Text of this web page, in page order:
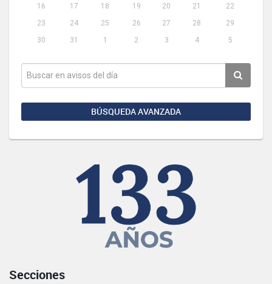
16
17 18 19 20 21
22
23
24 25 26 27 28
29
30
31 1 2 3 4 5
BÚSQUEDA AVANZADA
Secciones